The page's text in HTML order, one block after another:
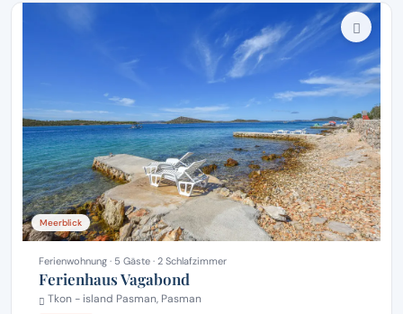
Meerblick
Ferienwohnung · 5 Gäste · 2 Schlafzimmer
Ferienhaus Vagabond
Tkon - island Pasman, Pasman